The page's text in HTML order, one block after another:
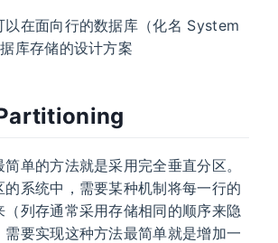
以在面向行的数据库（化名 System
库存储的设计方案
单的方法就是采用完全垂直分区。
系统中，需要某种机制将每一行的
列存通常采用存储相同的顺序来隐
要实现这种方法最简单就是增加一